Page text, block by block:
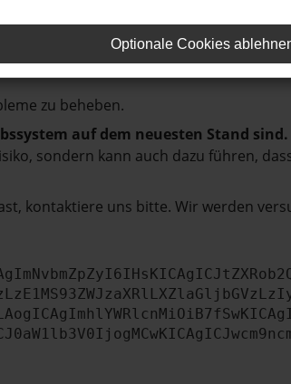
das Laden bestimmter Seiten
zu beheben.
auf dem neuesten Stand sind.
sondern kann auch dazu führen,
kontaktiere uns bitte. Wir werden
Optionale Cookies